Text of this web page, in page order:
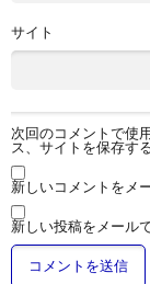
サイト
次回のコメントで使
ス、サイトを保存する
新しいコメントをメ
新しい投稿をメール